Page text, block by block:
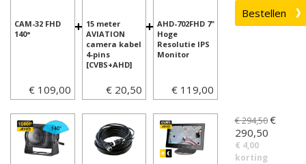
+
CAM-32 FHD
140°
€ 109,00
+
15 meter
AVIATION
camera kabel
4-pins
[CVBS+AHD]
€ 20,50
AHD-702FHD 7"
Hoge
Resolutie IPS
Monitor
€ 119,00
€ 294,50€
290,50
€ 4,00
korting